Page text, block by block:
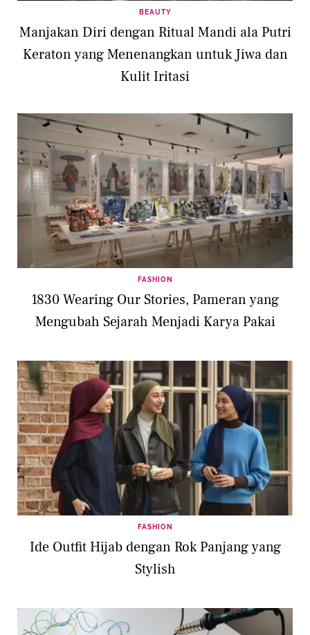
BEAUTY
Manjakan Diri dengan Ritual Mandi ala Putri
Keraton yang Menenangkan untuk Jiwa dan
Kulit Iritasi
FASHION
1830 Wearing Our Stories, Pameran yang
Mengubah Sejarah Menjadi Karya Pakai
FASHION
Ide Outfit Hijab dengan Rok Panjang yang
Stylish